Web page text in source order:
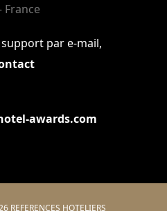
France
par e-mail,
awards.com
REFERENCES HOTELIERS